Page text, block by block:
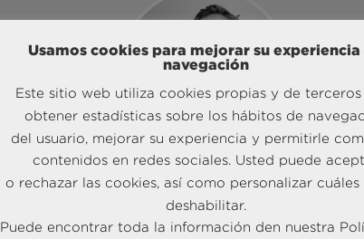
Gabriel Pagola,Managing
Director/Partner en Andersen
Usamos cookies para mejorar su experiencia
navegación
Este sitio web utiliza cookies propias y de terceros
obtener estadísticas sobre los hábitos de
del usuario, mejorar su experiencia y permitirle
contenidos en redes sociales. Usted puede
o rechazar las cookies, así como personalizar cuáles
deshabilitar.
Puede encontrar toda la información den nuestra